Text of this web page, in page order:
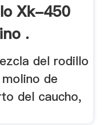
Xk-450
.
del rodillo
de
del caucho,